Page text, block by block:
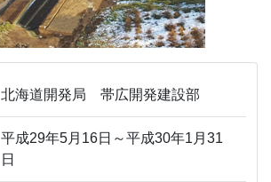
北海道開発局 帯広開発建設部
平成29年5月16日～平成30年1月31
日